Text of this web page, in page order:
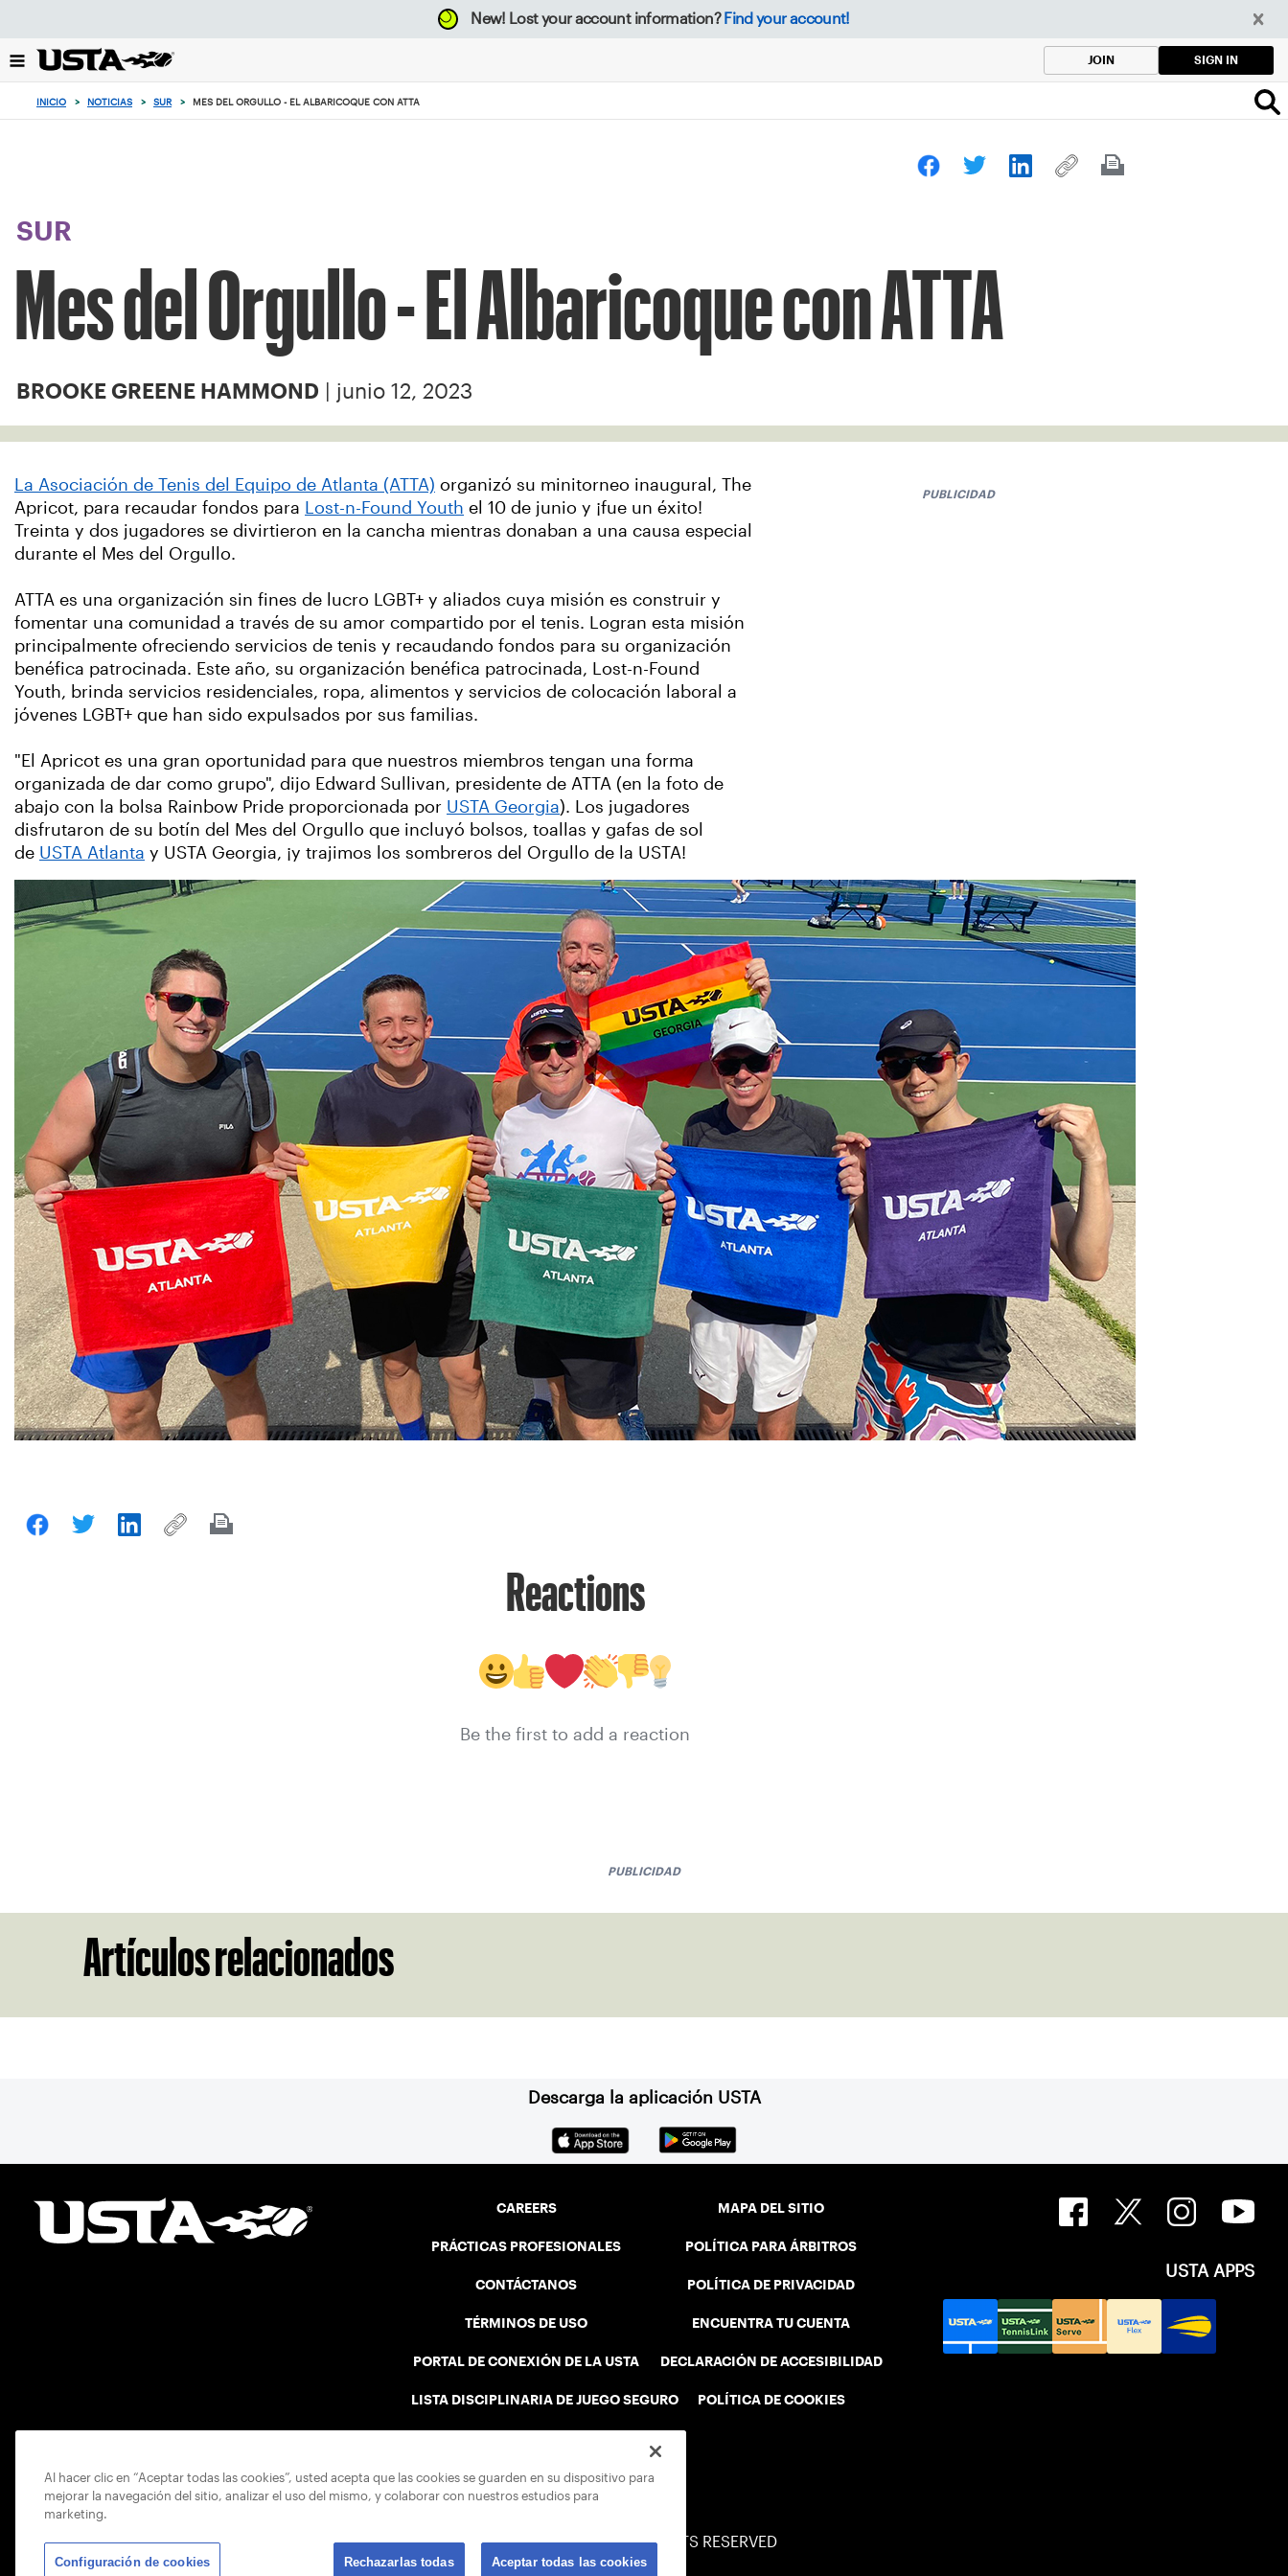
el
botón
New! Lost your account information? Find your account!
JOIN SIGN IN
INICIO > NOTICIAS > SUR > MES DEL ORGULLO - EL ALBARICOQUE CON ATTA
SUR
Mes del Orgullo - El Albaricoque con ATTA
BROOKE GREENE HAMMOND | junio 12, 2023
La Asociación de Tenis del Equipo de Atlanta (ATTA) organizó su minitorneo inaugural, The
Apricot, para recaudar fondos para Lost-n-Found Youth el 10 de junio y ¡fue un éxito!
Treinta y dos jugadores se divirtieron en la cancha mientras donaban a una causa especial
durante el Mes del Orgullo.
ATTA es una organización sin fines de lucro LGBT+ y aliados cuya misión es construir y
fomentar una comunidad a través de su amor compartido por el tenis. Logran esta misión
principalmente ofreciendo servicios de tenis y recaudando fondos para su organización
benéfica patrocinada. Este año, su organización benéfica patrocinada, Lost-n-Found
Youth, brinda servicios residenciales, ropa, alimentos y servicios de colocación laboral a
jóvenes LGBT+ que han sido expulsados por sus familias.
"El Apricot es una gran oportunidad para que nuestros miembros tengan una forma
organizada de dar como grupo", dijo Edward Sullivan, presidente de ATTA (en la foto de
abajo con la bolsa Rainbow Pride proporcionada por USTA Georgia). Los jugadores
disfrutaron de su botín del Mes del Orgullo que incluyó bolsos, toallas y gafas de sol
de USTA Atlanta y USTA Georgia, ¡y trajimos los sombreros del Orgullo de la USTA!
PUBLICIDAD
Reactions
Be the first to add a reaction
PUBLICIDAD
Artículos relacionados
Descarga la aplicación USTA
CAREERS
PRÁCTICAS PROFESIONALES
CONTÁCTANOS
TÉRMINOS DE USO
PORTAL DE CONEXIÓN DE LA USTA
LISTA DISCIPLINARIA DE JUEGO SEGURO
MAPA DEL SITIO
POLÍTICA PARA ÁRBITROS
POLÍTICA DE PRIVACIDAD
ENCUENTRA TU CUENTA
DECLARACIÓN DE ACCESIBILIDAD
POLÍTICA DE COOKIES
USTA APPS
© 2026 USTA ALL RIGHTS RESERVED
Al hacer clic en “Aceptar todas las cookies”, usted acepta que las cookies se guarden en su dispositivo para
mejorar la navegación del sitio, analizar el uso del mismo, y colaborar con nuestros estudios para
marketing.
Configuración de cookies Rechazarlas todas Aceptar todas las cookies